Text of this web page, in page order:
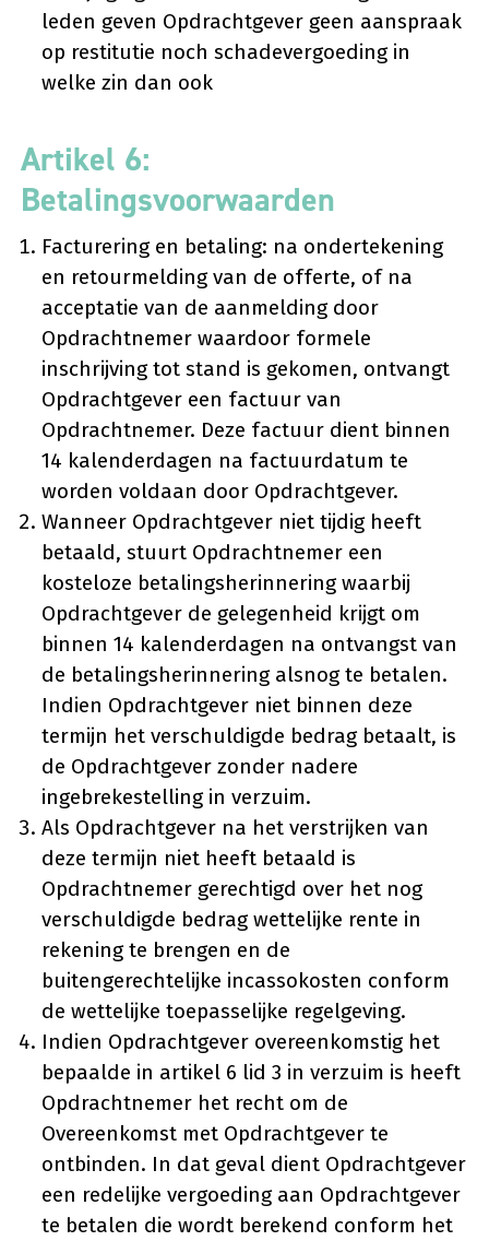
leden geven Opdrachtgever geen aanspraak
op restitutie noch schadevergoeding in
welke zin dan ook
Artikel 6:
Betalingsvoorwaarden
Facturering en betaling: na ondertekening
en retourmelding van de offerte, of na
acceptatie van de aanmelding door
Opdrachtnemer waardoor formele
inschrijving tot stand is gekomen, ontvangt
Opdrachtgever een factuur van
Opdrachtnemer. Deze factuur dient binnen
14 kalenderdagen na factuurdatum te
worden voldaan door Opdrachtgever.
Wanneer Opdrachtgever niet tijdig heeft
betaald, stuurt Opdrachtnemer een
kosteloze betalingsherinnering waarbij
Opdrachtgever de gelegenheid krijgt om
binnen 14 kalenderdagen na ontvangst van
de betalingsherinnering alsnog te betalen.
Indien Opdrachtgever niet binnen deze
termijn het verschuldigde bedrag betaalt, is
de Opdrachtgever zonder nadere
ingebrekestelling in verzuim.
Als Opdrachtgever na het verstrijken van
deze termijn niet heeft betaald is
Opdrachtnemer gerechtigd over het nog
verschuldigde bedrag wettelijke rente in
rekening te brengen en de
buitengerechtelijke incassokosten conform
de wettelijke toepasselijke regelgeving.
Indien Opdrachtgever overeenkomstig het
bepaalde in artikel 6 lid 3 in verzuim is heeft
Opdrachtnemer het recht om de
Overeenkomst met Opdrachtgever te
ontbinden. In dat geval dient Opdrachtgever
een redelijke vergoeding aan Opdrachtgever
te betalen die wordt berekend conform het